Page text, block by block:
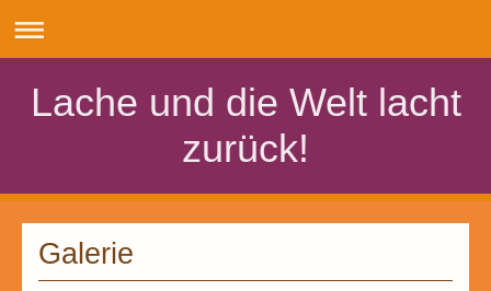
Lache und die Welt lacht
zurück!
Galerie